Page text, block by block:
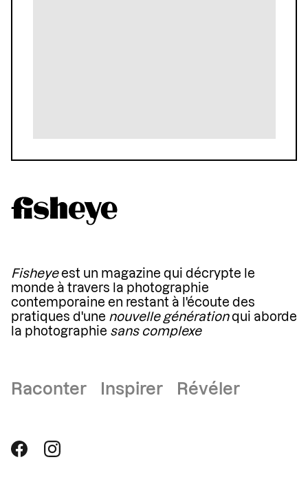
Fisheyeest un magazine qui décrypte le
monde à travers la photographie
contemporaine en restant à l'écoute des
pratiques d'une nouvelle générationqui aborde
la photographie sans complexe
Raconter Inspirer Révéler